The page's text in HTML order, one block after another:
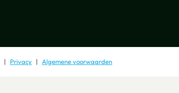
Privacy Algemene voorwaarden